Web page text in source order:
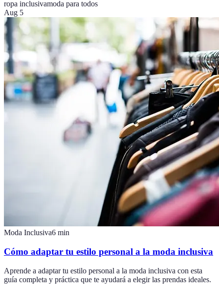
ropa inclusivamoda para todos
Aug 5
Moda Inclusiva6 min
Cómo adaptar tu estilo personal a la moda inclusiva
Aprende a adaptar tu estilo personal a la moda inclusiva con esta
guía completa y práctica que te ayudará a elegir las prendas ideales.